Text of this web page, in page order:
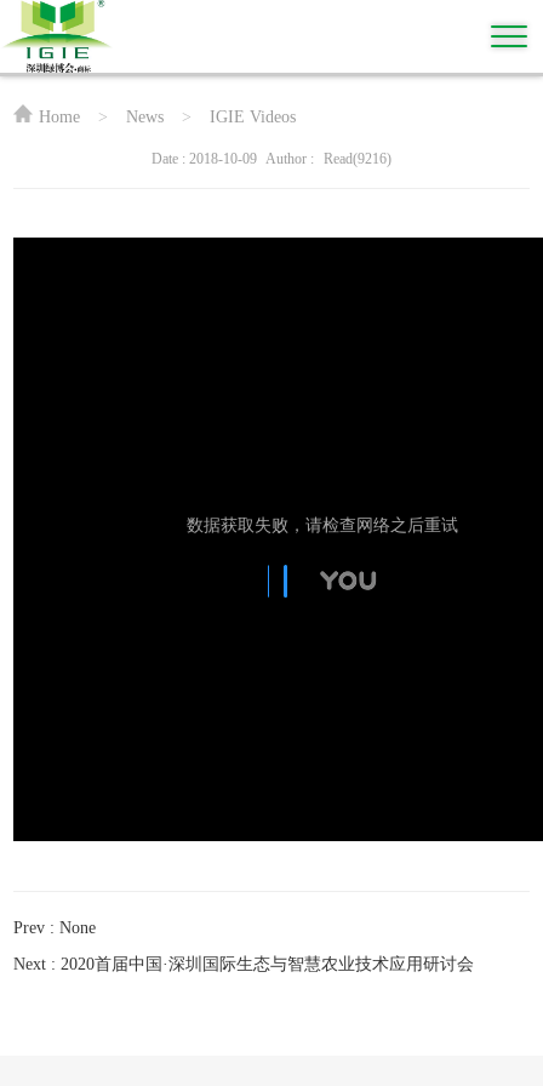
Home > News > IGIE Videos
Date : 2018-10-09 Author : Read(9216)
Prev : None
Next :2020首届中国·深圳国际生态与智慧农业技术应用研讨会